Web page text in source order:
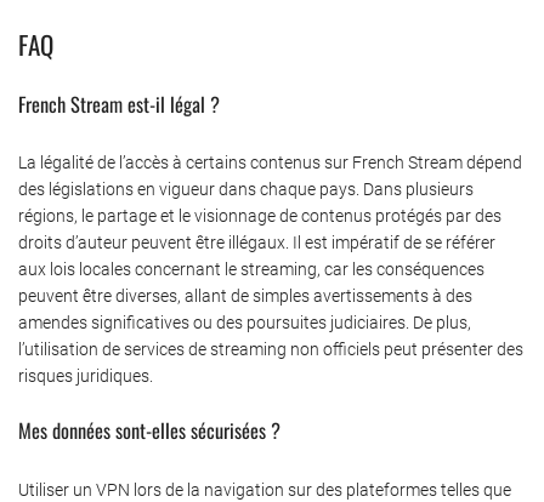
FAQ
French Stream est-il légal ?
La légalité de l’accès à certains contenus sur French Stream dépend
des législations en vigueur dans chaque pays. Dans plusieurs
régions, le partage et le visionnage de contenus protégés par des
droits d’auteur peuvent être illégaux. Il est impératif de se référer
aux lois locales concernant le streaming, car les conséquences
peuvent être diverses, allant de simples avertissements à des
amendes significatives ou des poursuites judiciaires. De plus,
l’utilisation de services de streaming non officiels peut présenter des
risques juridiques.
Mes données sont-elles sécurisées ?
Utiliser un VPN lors de la navigation sur des plateformes telles que